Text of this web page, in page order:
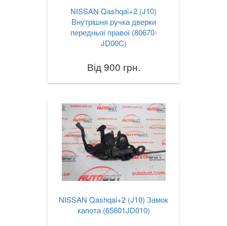
NISSAN Qashqai+2 (J10)
Внутрішня ручка дверки
передньої правої (80670-
JD00C)
Від 900 грн.
NISSAN Qashqai+2 (J10) Замок
капота (65601JD010)